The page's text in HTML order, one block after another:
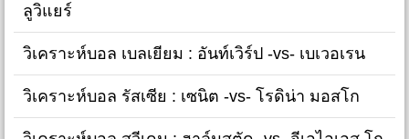
ลูวิแยร์
วิเคราะห์บอล เบลเยียม : อันท์เวิร์ป -vs- เบเวอเรน
วิเคราะห์บอล รัสเซีย : เซนิต -vs- โรดิน่า มอสโก